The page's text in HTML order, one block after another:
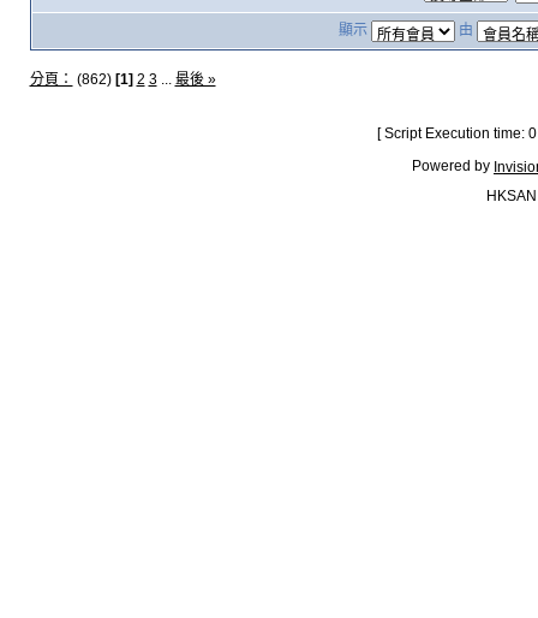
顯示 由
分頁： (862) [1] 2 3... 最後 »
[ Script Execution time:
Powered by